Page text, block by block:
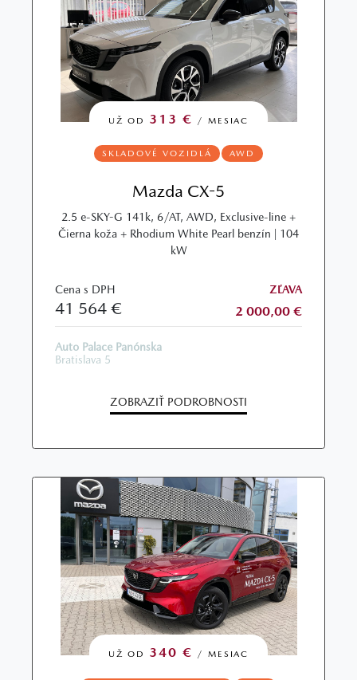
UŽ OD 313 € / MESIAC
SKLADOVÉ VOZIDLÁ AWD
Mazda CX-5
2.5 e-SKY-G 141k, 6/AT, AWD, Exclusive-line +
Čierna koža + Rhodium White Pearl benzín | 104
kW
Cena s DPH
41 564 €
ZĽAVA
2 000,00 €
Auto Palace Panónska
Bratislava 5
ZOBRAZIŤ PODROBNOSTI
UŽ OD 340 € / MESIAC